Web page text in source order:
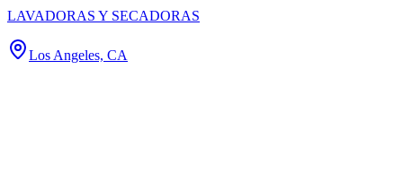
LAVADORAS Y SECADORAS
Los Angeles, CA